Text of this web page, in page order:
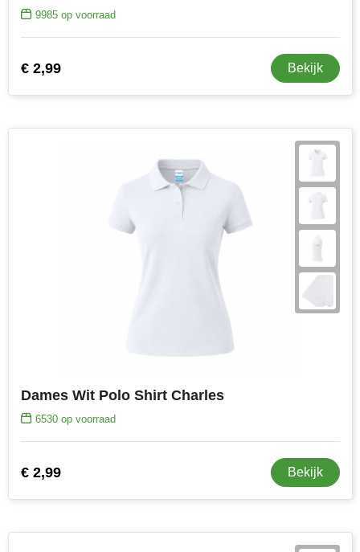
9985op voorraad
€ 2,99 Bekijk
Dames Wit Polo Shirt Charles
6530op voorraad
€ 2,99 Bekijk